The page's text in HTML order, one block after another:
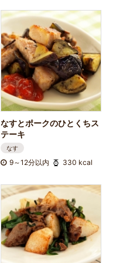
なすとポークのひとくちス
テーキ
なす
9～12分以内 330 kcal